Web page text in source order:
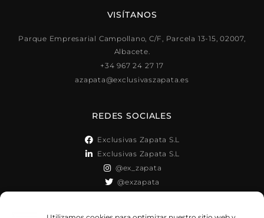
VISÍTANOS
Parque Empresarial Campollano, C/F, Parcela 13-15, 02007,
Albacete.
+34 967 24 27 17
azapata@exclusivaszapata.es
REDES SOCIALES
Exclusivas Zapata S.L
Exclusivas Zapata S.L
@ex_zapata
@exzapata
GARANTÍA DE CALIDAD